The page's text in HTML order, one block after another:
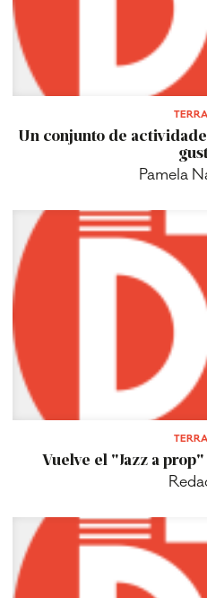
Un conjunto de
Pamela
Vuelve el "Jazz a